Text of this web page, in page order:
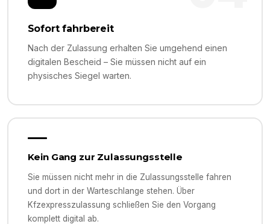
Sofort fahrbereit
Nach der Zulassung erhalten Sie umgehend einen
digitalen Bescheid – Sie müssen nicht auf ein
physisches Siegel warten.
Kein Gang zur Zulassungsstelle
Sie müssen nicht mehr in die Zulassungsstelle fahren
und dort in der Warteschlange stehen. Über
Kfzexpresszulassung schließen Sie den Vorgang
komplett digital ab.